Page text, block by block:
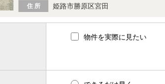
住 所 姫路市勝原区宮田
物件を実際に見たい